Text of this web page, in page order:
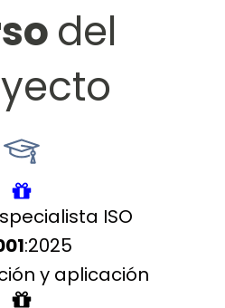
del
ISO
:2025
y aplicación